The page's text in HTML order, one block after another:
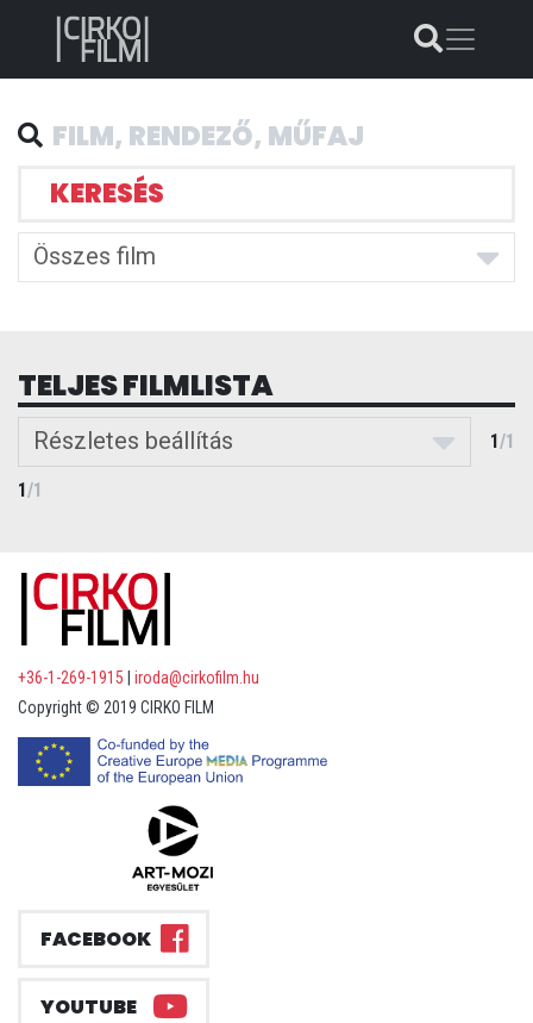
KERESÉS
Összes film
TELJES FILMLISTA
Részletes beállítás 1/1
1/1
+36-1-269-1915
iroda@cirkofilm.hu
Copyright © 2019 CIRKO FILM
FACEBOOK
YOUTUBE